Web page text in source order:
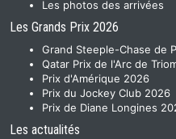
Les photos des arrivées
Les Grands Prix 2026
Grand Steeple-Chase de
Qatar Prix de l'Arc de
Prix d'Amérique 2026
Prix du Jockey Club 2026
Prix de Diane Longines
Les actualités